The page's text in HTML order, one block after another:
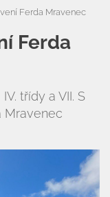
Ferda Mravenec
Ferda
třídy a VII. S
Mravenec